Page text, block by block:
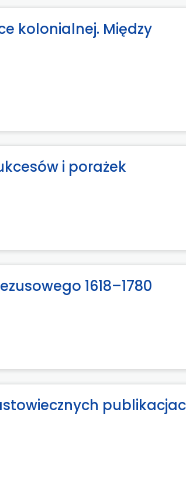
kolonialnej. Między
i porażek
1618–1780